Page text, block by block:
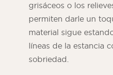
grisáceos o los
permiten darle un
material sigue
líneas de la estancia
sobriedad.